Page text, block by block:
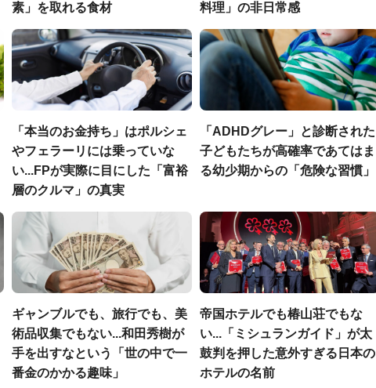
素」を取れる食材
料理」の非日常感
「本当のお金持ち」はポルシェ
やフェラーリには乗っていな
い...FPが実際に目にした「富裕
層のクルマ」の真実
「ADHDグレー」と診断された
子どもたちが高確率であてはま
る幼少期からの「危険な習慣」
ギャンブルでも、旅行でも、美
術品収集でもない...和田秀樹が
手を出すなという「世の中で一
番金のかかる趣味」
帝国ホテルでも椿山荘でもな
い...「ミシュランガイド」が太
鼓判を押した意外すぎる日本の
ホテルの名前